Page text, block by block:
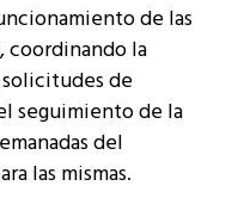
de las
coordinando la
de
seguimiento de la
del
las mismas.